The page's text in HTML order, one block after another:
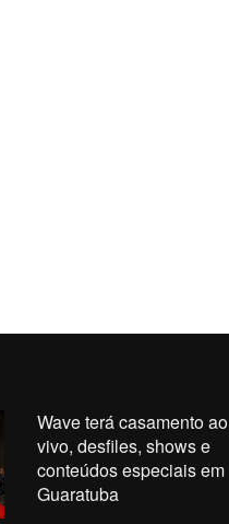
Wave terá casamento ao
vivo, desfiles, shows e
conteúdos especiais em
Guaratuba